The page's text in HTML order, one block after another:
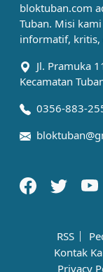
bloktuban.com
Tuban. Misi
informatif, kritis,
Jl. Pramuka
Kecamatan
0356-883-
RSS
Kontak
Privacy